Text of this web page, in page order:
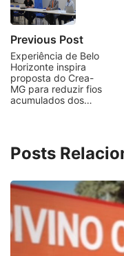
Previous Post
Experiência de Belo
Horizonte inspira
proposta do Crea-
MG para reduzir fios
acumulados dos…
Posts